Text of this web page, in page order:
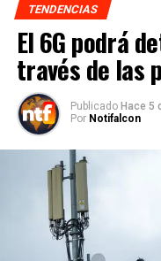
TENDENCIAS
El 6G podrá
través de las
Publicado Hace 5
Por Notifalcon